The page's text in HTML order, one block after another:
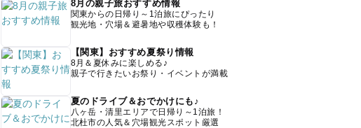
8月の親子旅おすすめ情報
関東からの日帰り～1泊旅にぴったり
観光地・穴場＆避暑地や収穫体験も！
【関東】おすすめ夏祭り情報
8月＆夏休みに楽しめる♪
親子で行きたいお祭り・イベントが満載
夏のドライブ＆おでかけにも♪
八ヶ岳・清里エリアで日帰り～1泊旅！
北杜市の人気＆穴場観光スポット厳選